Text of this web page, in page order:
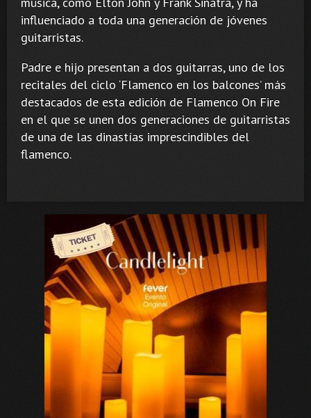
influenciado a toda una generación de jóvenes
guitarristas.
Padre e hijo presentan a dos guitarras, uno de los
recitales del ciclo ‘Flamenco en los balcones’ más
destacados de esta edición de Flamenco On Fire
en el que se unen dos generaciones de guitarristas
de una de las dinastías imprescindibles del
flamenco.